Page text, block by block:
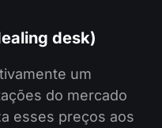
desk)
um
do mercado
esses preços aos